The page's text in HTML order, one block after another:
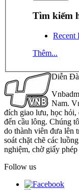
Tìm kiếm
Recent
Thêm...
Diễn
Nam.
đích giao lưu, học hỏi,
đến cầu lông. Chúng
do thành viên đưa lên
soát chặt chẽ các
nghiệm, chờ giấy
Follow us